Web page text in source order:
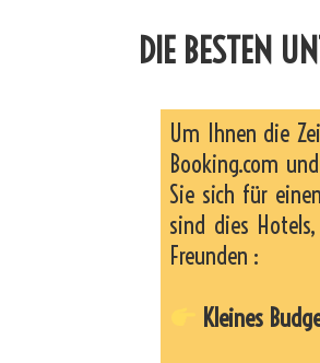
DIE BESTEN
Um Ihnen die
Booking.com
Sie sich für
sind dies
Freunden :
Kleines